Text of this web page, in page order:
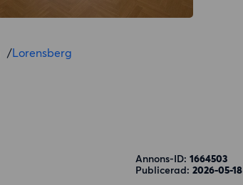
/Lorensberg
Annons-ID: 1664503
Publicerad: 2026-05-18